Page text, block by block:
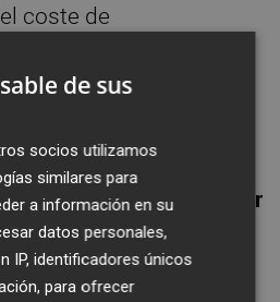
coste de
Los propietarios
precio y
años mínimos de
Para los usuarios,
y proximidad
siempre va a ser
ir a una empresa de
de coches
simplifica recogida
de sus
socios utilizamos
similares para
a información en su
datos personales,
IP, identificadores únicos
para ofrecer